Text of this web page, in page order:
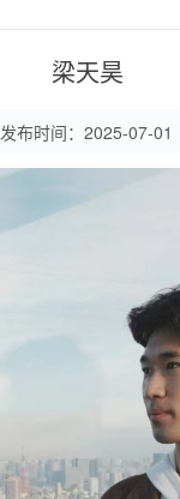
梁天昊
发布时间：2025-07-01